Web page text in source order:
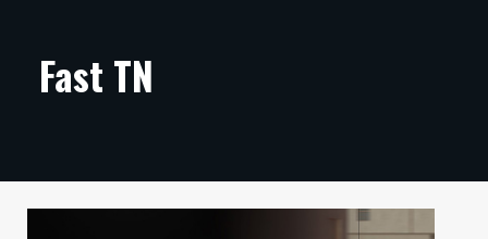
ARTIKKELIT
TECHBBS
Fast TN